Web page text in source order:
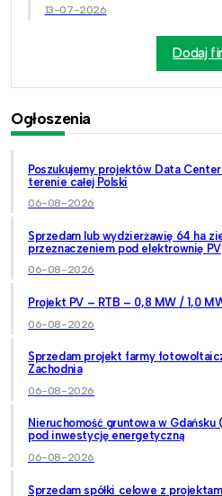
13-07-2026
Dodaj
Ogłoszenia
Poszukujemy projektów Data
terenie całej Polski
06-08-2026
Sprzedam lub wydzierżawię 64 ha
przeznaczeniem pod elektrownię PV
06-08-2026
Projekt PV – RTB – 0,8 MW / 1,0
06-08-2026
Sprzedam projekt farmy
Zachodnia
06-08-2026
Nieruchomość gruntowa w Gdańsku
pod inwestycję energetyczną
06-08-2026
Sprzedam spółki celowe z